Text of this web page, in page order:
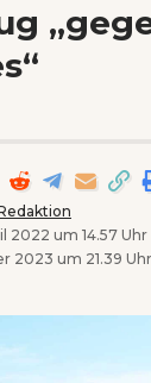
2022 um 14.57 Uhr
2023 um 21.39 Uhr